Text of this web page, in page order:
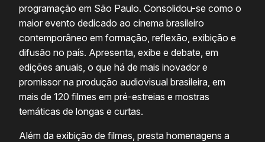
programação em São Paulo. Consolidou-se como o
maior evento dedicado ao cinema brasileiro
contemporâneo em formação, reflexão, exibição e
difusão no país. Apresenta, exibe e debate, em
edições anuais, o que há de mais inovador e
promissor na produção audiovisual brasileira, em
mais de 120 filmes em pré-estreias e mostras
temáticas de longas e curtas.
Além da exibição de filmes, presta homenagens a